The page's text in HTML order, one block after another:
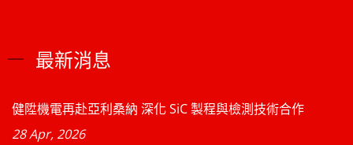
最新消息
健陞機電再赴亞利桑納 深化 SiC 製程與檢測技術合作
28 Apr, 2026